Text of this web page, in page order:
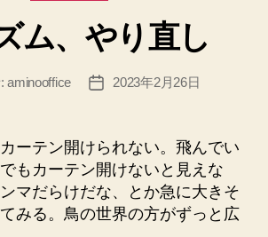
ム、やり直し
:aminooffice
投
2023年2月26日
ーテン開けられない。飛んでい
もカーテン開けないと見えな
マだらけだな、とか急に大きそ
みる。鳥の世界の方がずっと広